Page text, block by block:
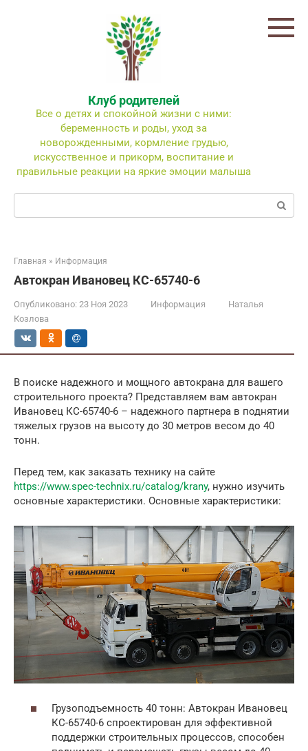
Клуб родителей
Все о детях и спокойной жизни с ними:
беременность и роды, уход за
новорожденными, кормление грудью,
искусственное и прикорм, воспитание и
правильные реакции на яркие эмоции малыша
Поиск:
Главная » Информация
Автокран Ивановец КС-65740-6
Опубликовано: 23 Ноя 2023 Информация
Наталья
Козлова
В поиске надежного и мощного автокрана для вашего
строительного проекта? Представляем вам автокран
Ивановец КС-65740-6 – надежного партнера в поднятии
тяжелых грузов на высоту до 30 метров весом до 40
тонн.
Перед тем, как заказать технику на сайте
https://www.spec-technix.ru/catalog/krany, нужно изучить
основные характеристики. Основные характеристики:
Грузоподъемность 40 тонн: Автокран Ивановец
КС-65740-6 спроектирован для эффективной
поддержки строительных процессов, способен